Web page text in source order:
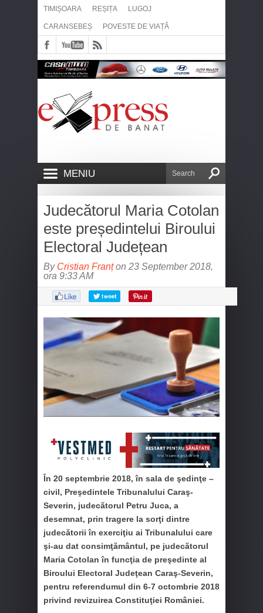
TIMIȘOARA REȘIȚA LUGOJ
CARANSEBEȘ POVESTE DE VIAȚĂ
MENIU
Judecătorul Maria Cotolan
este președintelui Biroului
Electoral Județean
By Cristian Franțon 23 September 2018,
ora 9:33 AM
În 20 septembrie 2018, în sala de şedinţe –
civil, Preşedintele Tribunalului Caraş-
Severin, judecătorul Petru Juca, a
desemnat, prin tragere la sorţi dintre
judecătorii în exerciţiu ai Tribunalului care
şi-au dat consimţământul, pe judecătorul
Maria Cotolan în funcţia de preşedinte al
Biroului Electoral Judeţean Caraş-Severin,
pentru referendumul din 6-7 octombrie 2018
privind revizuirea Constituţiei României.